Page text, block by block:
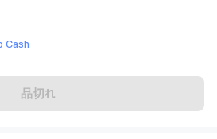
Cash
品切れ